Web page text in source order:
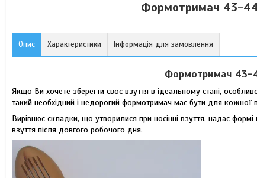
Формотримач 43-
Опис Характеристики Інформація для замовлення
Формотримач 43-
Якщо Ви хочете зберегти своє взуття в ідеальному стані,
такий необхідний і недорогий формотримач має бути для кожної
Вирівнює складки, що утворилися при носінні взуття, надає
взуття після довгого робочого дня.